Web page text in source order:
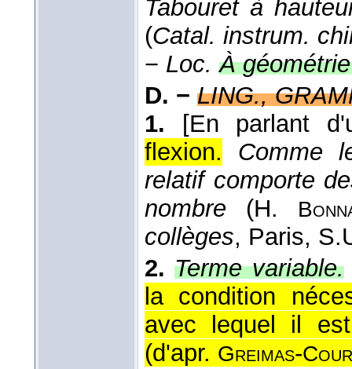
Tabouret à
(Catal. instrum.
− Loc. À
D. − LING.,
1.
[En parlant
flexion.
Comme
relatif comporte
nombre (H.
collèges, Paris,
2. Terme variable.
la condition
avec lequel il
(d'apr. Greimas-